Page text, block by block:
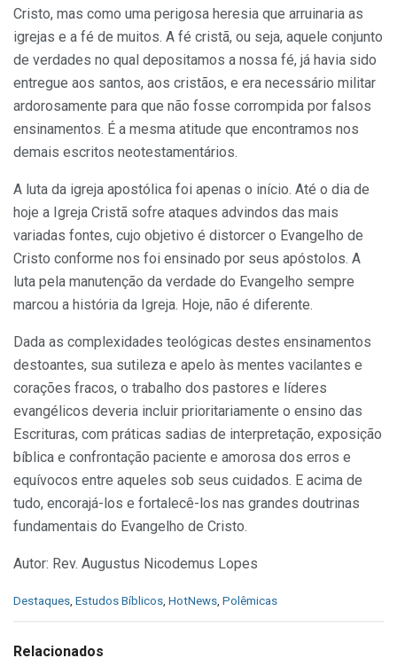
Cristo, mas como uma perigosa heresia que arruinaria as
igrejas e a fé de muitos. A fé cristã, ou seja, aquele conjunto
de verdades no qual depositamos a nossa fé, já havia sido
entregue aos santos, aos cristãos, e era necessário militar
ardorosamente para que não fosse corrompida por falsos
ensinamentos. É a mesma atitude que encontramos nos
demais escritos neotestamentários.
A luta da igreja apostólica foi apenas o início. Até o dia de
hoje a Igreja Cristã sofre ataques advindos das mais
variadas fontes, cujo objetivo é distorcer o Evangelho de
Cristo conforme nos foi ensinado por seus apóstolos. A
luta pela manutenção da verdade do Evangelho sempre
marcou a história da Igreja. Hoje, não é diferente.
Dada as complexidades teológicas destes ensinamentos
destoantes, sua sutileza e apelo às mentes vacilantes e
corações fracos, o trabalho dos pastores e líderes
evangélicos deveria incluir prioritariamente o ensino das
Escrituras, com práticas sadias de interpretação, exposição
bíblica e confrontação paciente e amorosa dos erros e
equívocos entre aqueles sob seus cuidados. E acima de
tudo, encorajá-los e fortalecê-los nas grandes doutrinas
fundamentais do Evangelho de Cristo.
Autor: Rev. Augustus Nicodemus Lopes
C
e
Destaques Estudos Bíblicos HotNews Polêmicas
Relacionados